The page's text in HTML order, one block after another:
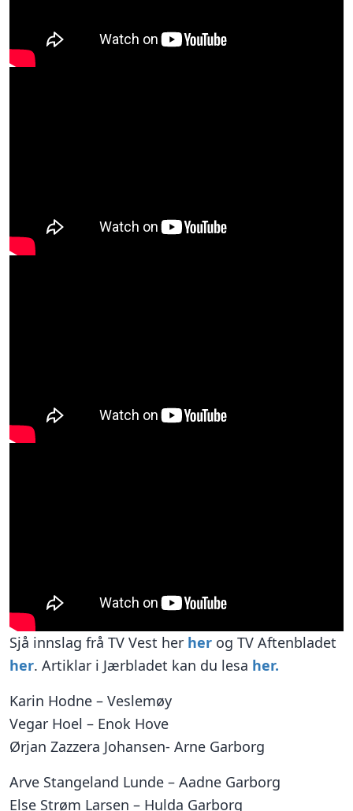
Sjå innslag frå TV Vest her her og TV Aftenbladet
her. Artiklar i Jærbladet kan du lesa her.
Karin Hodne – Veslemøy
Vegar Hoel – Enok Hove
Ørjan Zazzera Johansen- Arne Garborg
Arve Stangeland Lunde – Aadne Garborg
Else Strøm Larsen – Hulda Garborg